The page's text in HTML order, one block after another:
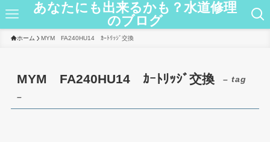
あなたにも出来るかも？水道修理
のブログ
ホーム MYM FA240HU14 ｶｰﾄﾘｯｼﾞ交換
MYM FA240HU14 ｶｰﾄﾘｯｼﾞ交換
– tag
–